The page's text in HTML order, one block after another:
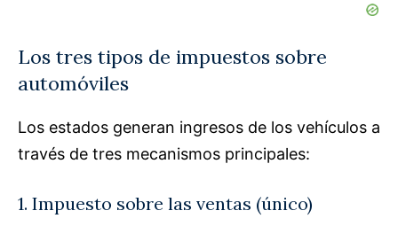
Los tres tipos de impuestos sobre
automóviles
Los estados generan ingresos de los vehículos a
través de tres mecanismos principales:
1. Impuesto sobre las ventas (único)